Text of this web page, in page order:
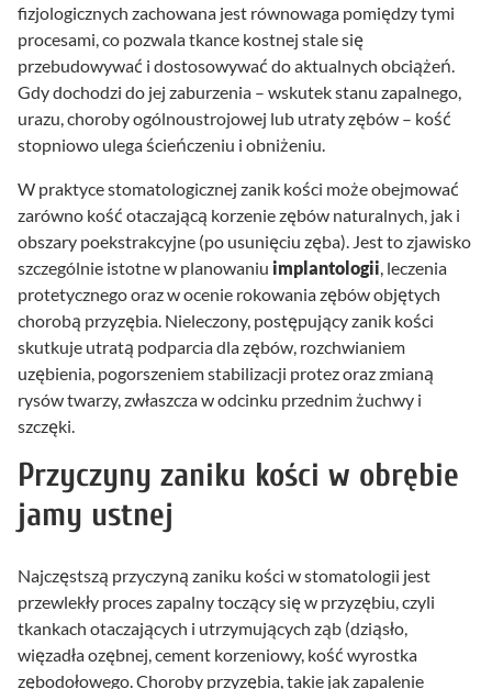
fizjologicznych zachowana jest równowaga pomiędzy tymi
procesami, co pozwala tkance kostnej stale się
przebudowywać i dostosowywać do aktualnych obciążeń.
Gdy dochodzi do jej zaburzenia – wskutek stanu zapalnego,
urazu, choroby ogólnoustrojowej lub utraty zębów – kość
stopniowo ulega ścieńczeniu i obniżeniu.
W praktyce stomatologicznej zanik kości może obejmować
zarówno kość otaczającą korzenie zębów naturalnych, jak i
obszary poekstrakcyjne (po usunięciu zęba). Jest to zjawisko
szczególnie istotne w planowaniu implantologii, leczenia
protetycznego oraz w ocenie rokowania zębów objętych
chorobą przyzębia. Nieleczony, postępujący zanik kości
skutkuje utratą podparcia dla zębów, rozchwianiem
uzębienia, pogorszeniem stabilizacji protez oraz zmianą
rysów twarzy, zwłaszcza w odcinku przednim żuchwy i
szczęki.
Przyczyny zaniku kości w obrębie
jamy ustnej
Najczęstszą przyczyną zaniku kości w stomatologii jest
przewlekły proces zapalny toczący się w przyzębiu, czyli
tkankach otaczających i utrzymujących ząb (dziąsło,
więzadła ozębnej, cement korzeniowy, kość wyrostka
zębodołowego. Choroby przyzębia, takie jak zapalenie